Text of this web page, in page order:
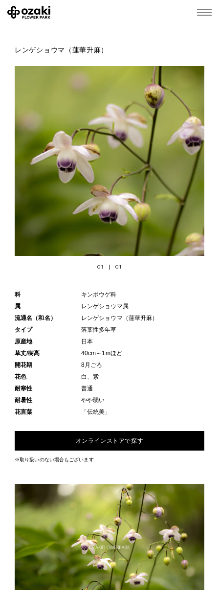
レンゲショウマ（蓮華升麻）
01 01
科
キンポウゲ科
属
レンゲショウマ属
流通名（和名）
レンゲショウマ（蓮華升麻）
タイプ
落葉性多年草
原産地
日本
草丈/樹高
40cm～1mほど
開花期
8月ごろ
花色
白、紫
耐寒性
普通
耐暑性
やや弱い
花言葉
「伝統美」
オンラインストアで探す
※取り扱いのない場合もございます